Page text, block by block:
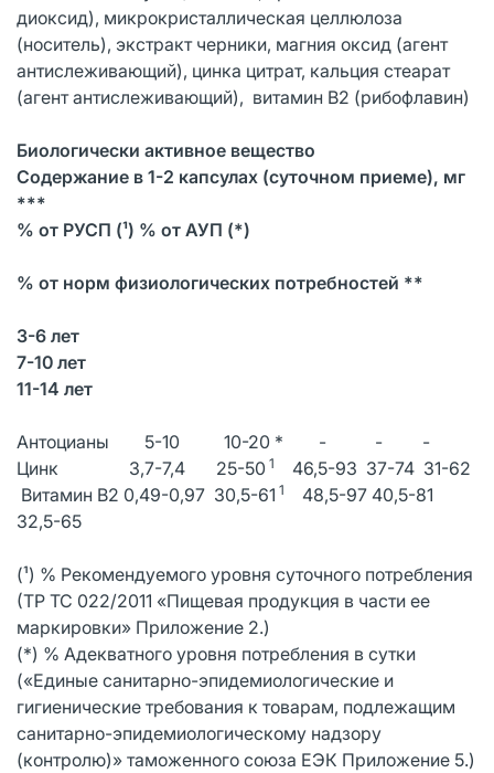
диоксид), микрокристаллическая целлюлоза
(носитель), экстракт черники, магния оксид (агент
антислеживающий), цинка цитрат, кальция стеарат
(агент антислеживающий), витамин В2 (рибофлавин)
Биологически активное вещество
Содержание в 1-2 капсулах (суточном приеме), мг
***
% от РУСП (¹) % от АУП (*)
% от норм физиологических потребностей **
3-6 лет
7-10 лет
11-14 лет
Антоцианы 5-10 10-20 * - - -
Цинк 3,7-7,4 25-50 1
46,5-93 37-74 31-62
Витамин В2 0,49-0,97 30,5-61 1
48,5-97 40,5-81
32,5-65
(¹) % Рекомендуемого уровня суточного потребления
(ТР ТС 022/2011 «Пищевая продукция в части ее
маркировки» Приложение 2.)
(*) % Адекватного уровня потребления в сутки
(«Единые санитарно-эпидемиологические и
гигиенические требования к товарам, подлежащим
санитарно-эпидемиологическому надзору
(контролю)» таможенного союза ЕЭК Приложение 5.)